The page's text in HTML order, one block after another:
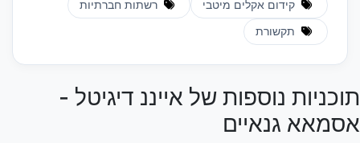
קידום אקלים מיטבי רשתות חברתיות
תקשורת
תוכניות נוספות של אייננ דיגיטל -
אסמאא גנאיים